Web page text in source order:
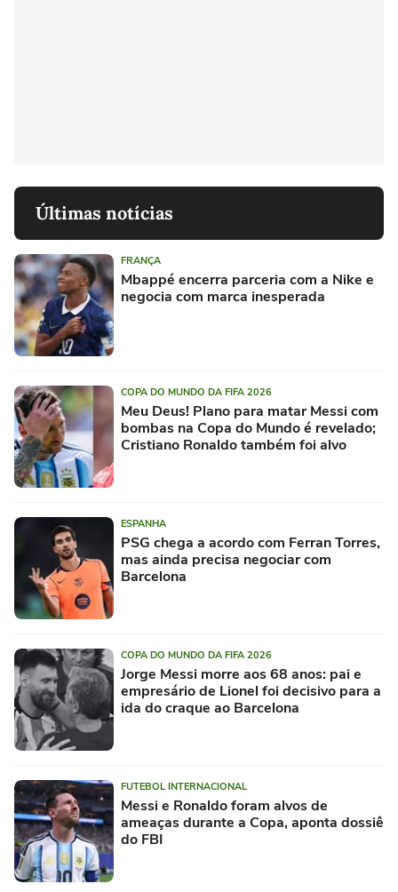
Últimas notícias
FRANÇA
Mbappé encerra parceria com a Nike e
negocia com marca inesperada
COPA DO MUNDO DA FIFA 2026
Meu Deus! Plano para matar Messi com
bombas na Copa do Mundo é revelado;
Cristiano Ronaldo também foi alvo
ESPANHA
PSG chega a acordo com Ferran Torres,
mas ainda precisa negociar com
Barcelona
COPA DO MUNDO DA FIFA 2026
Jorge Messi morre aos 68 anos: pai e
empresário de Lionel foi decisivo para a
ida do craque ao Barcelona
FUTEBOL INTERNACIONAL
Messi e Ronaldo foram alvos de
ameaças durante a Copa, aponta dossiê
do FBI